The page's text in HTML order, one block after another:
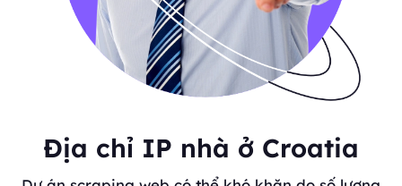
Địa chỉ IP nhà ở Croatia